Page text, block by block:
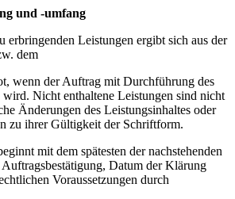
und -umfang
erbringenden Leistungen ergibt sich aus der
dem
wenn der Auftrag mit Durchführung des
wird. Nicht enthaltene Leistungen sind nicht
Änderungen des Leistungsinhaltes oder
zu ihrer Gültigkeit der Schriftform.
mit dem spätesten der nachstehenden
Datum der Klärung
Voraussetzungen durch